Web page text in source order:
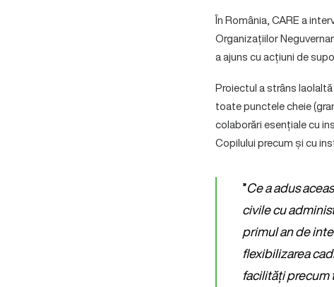
În România, CARE a
Organizațiilor
a ajuns cu acțiuni de
Proiectul a strâns
toate punctele cheie
colaborări esențiale cu
Copilului precum și cu
”Ce a adus
civile cu
primul an de
flexibilizarea
facilități precum